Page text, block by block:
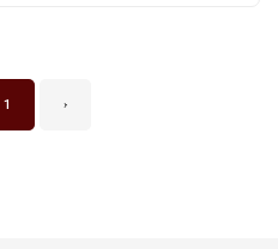
1 ›